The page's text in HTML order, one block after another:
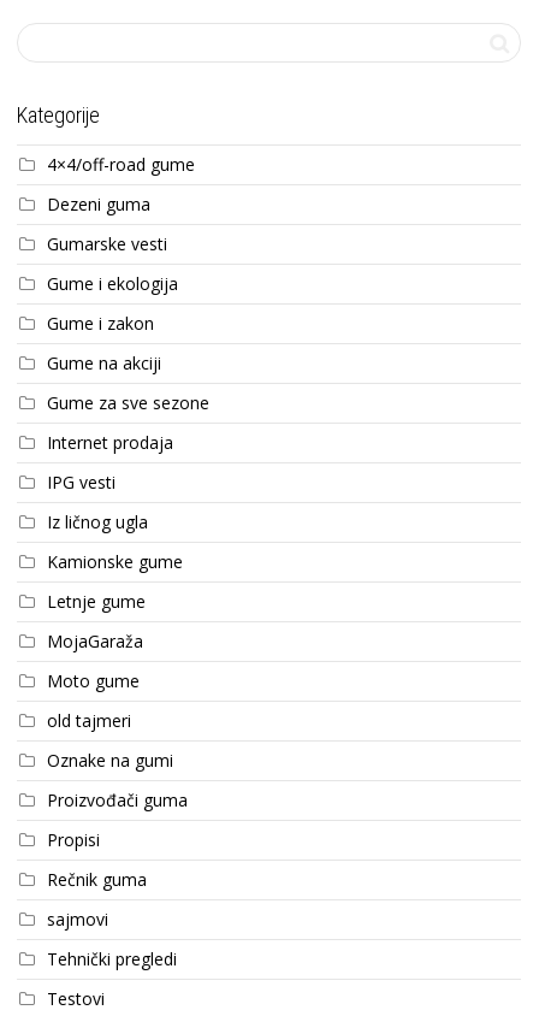
Kategorije
4×4/off-road gume
Dezeni guma
Gumarske vesti
Gume i ekologija
Gume i zakon
Gume na akciji
Gume za sve sezone
Internet prodaja
IPG vesti
Iz ličnog ugla
Kamionske gume
Letnje gume
MojaGaraža
Moto gume
old tajmeri
Oznake na gumi
Proizvođači guma
Propisi
Rečnik guma
sajmovi
Tehnički pregledi
Testovi